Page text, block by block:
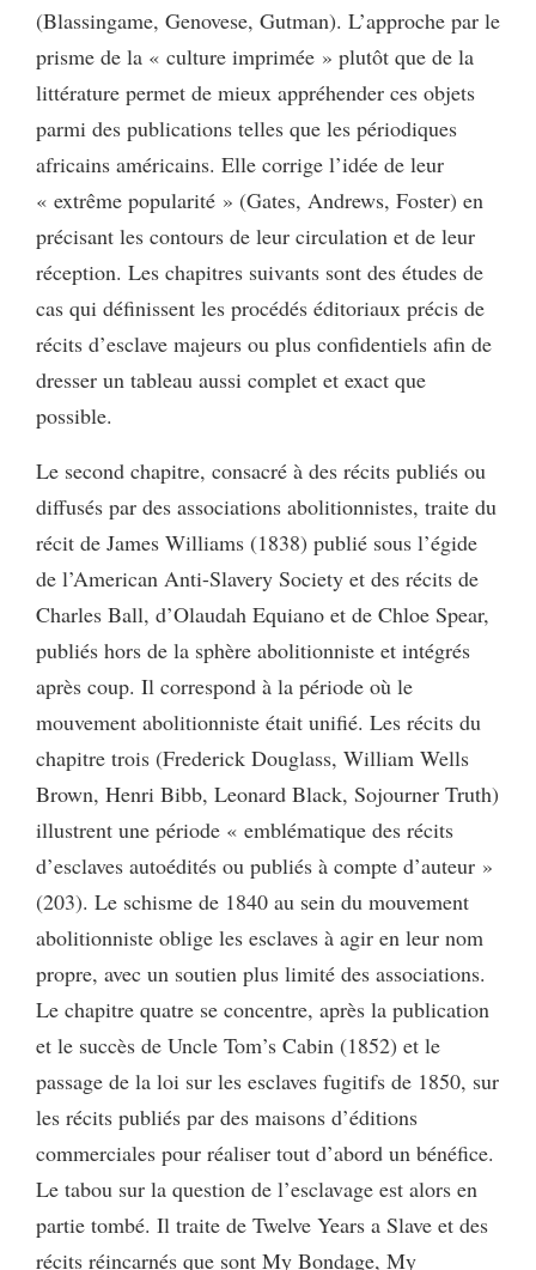
(Blassingame, Genovese, Gutman). L’approche par le
prisme de la « culture imprimée » plutôt que de la
littérature permet de mieux appréhender ces objets
parmi des publications telles que les périodiques
africains américains. Elle corrige l’idée de leur
« extrême popularité » (Gates, Andrews, Foster) en
précisant les contours de leur circulation et de leur
réception. Les chapitres suivants sont des études de
cas qui définissent les procédés éditoriaux précis de
récits d’esclave majeurs ou plus confidentiels afin de
dresser un tableau aussi complet et exact que
possible.
Le second chapitre, consacré à des récits publiés ou
diffusés par des associations abolitionnistes, traite du
récit de James Williams (1838) publié sous l’égide
de l’American Anti-Slavery Society et des récits de
Charles Ball, d’Olaudah Equiano et de Chloe Spear,
publiés hors de la sphère abolitionniste et intégrés
après coup. Il correspond à la période où le
mouvement abolitionniste était unifié. Les récits du
chapitre trois (Frederick Douglass, William Wells
Brown, Henri Bibb, Leonard Black, Sojourner Truth)
illustrent une période « emblématique des récits
d’esclaves autoédités ou publiés à compte d’auteur »
(203). Le schisme de 1840 au sein du mouvement
abolitionniste oblige les esclaves à agir en leur nom
propre, avec un soutien plus limité des associations.
Le chapitre quatre se concentre, après la publication
et le succès de Uncle Tom’s Cabin (1852) et le
passage de la loi sur les esclaves fugitifs de 1850, sur
les récits publiés par des maisons d’éditions
commerciales pour réaliser tout d’abord un bénéfice.
Le tabou sur la question de l’esclavage est alors en
partie tombé. Il traite de Twelve Years a Slave et des
récits réincarnés que sont My Bondage, My